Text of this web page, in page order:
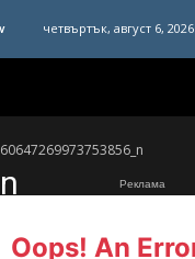
четвъртък, август 6, 2026
Реклама